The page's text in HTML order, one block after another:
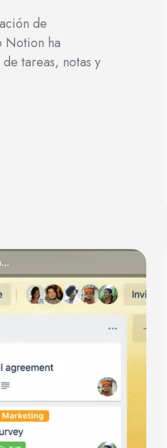
de
Notion ha
tareas, notas y